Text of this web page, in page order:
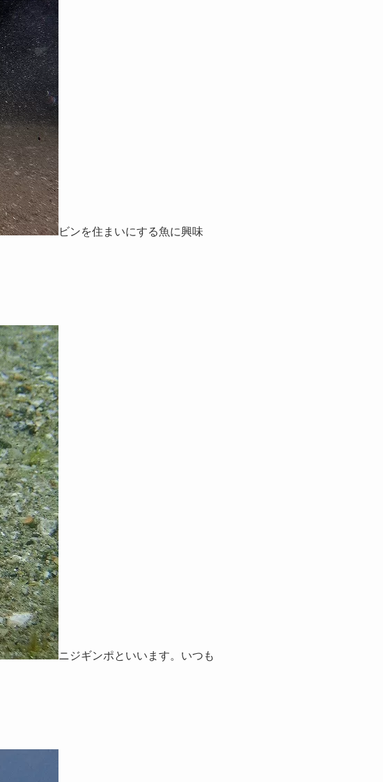
ビンを住まいにする魚に興味
ニジギンポといいます。いつも